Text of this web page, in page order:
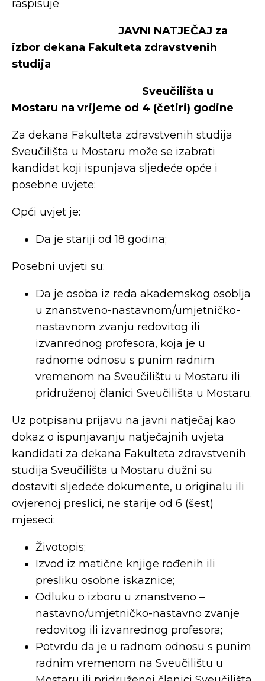
raspisuje
JAVNI NATJEČAJ za
izbor dekana Fakulteta zdravstvenih
studija
Sveučilišta u
Mostaru na vrijeme od 4 (četiri) godine
Za dekana Fakulteta zdravstvenih studija
Sveučilišta u Mostaru može se izabrati
kandidat koji ispunjava sljedeće opće i
posebne uvjete:
Opći uvjet je:
Da je stariji od 18 godina;
Posebni uvjeti su:
Da je osoba iz reda akademskog osoblja
u znanstveno-nastavnom/umjetničko-
nastavnom zvanju redovitog ili
izvanrednog profesora, koja je u
radnome odnosu s punim radnim
vremenom na Sveučilištu u Mostaru ili
pridruženoj članici Sveučilišta u Mostaru.
Uz potpisanu prijavu na javni natječaj kao
dokaz o ispunjavanju natječajnih uvjeta
kandidati za dekana Fakulteta zdravstvenih
studija Sveučilišta u Mostaru dužni su
dostaviti sljedeće dokumente, u originalu ili
ovjerenoj preslici, ne starije od 6 (šest)
mjeseci:
Životopis;
Izvod iz matične knjige rođenih ili
presliku osobne iskaznice;
Odluku o izboru u znanstveno –
nastavno/umjetničko-nastavno zvanje
redovitog ili izvanrednog profesora;
Potvrdu da je u radnom odnosu s punim
radnim vremenom na Sveučilištu u